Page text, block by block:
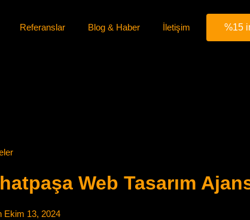
Referanslar Blog & Haber İletişim %15
Web Tasarım
Ekim 13, 2024